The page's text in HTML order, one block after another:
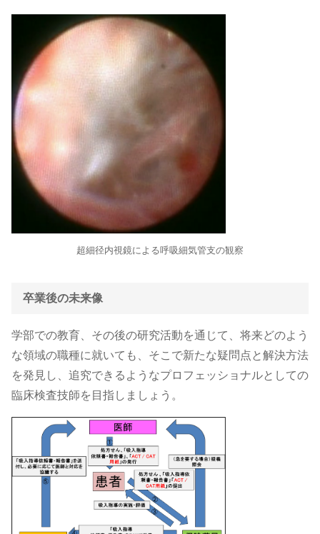
超細径内視鏡による呼吸細気管支の観察
卒業後の未来像
学部での教育、その後の研究活動を通じて、将来どのよう
な領域の職種に就いても、そこで新たな疑問点と解決方法
を発見し、追究できるようなプロフェッショナルとしての
臨床検査技師を目指しましょう。